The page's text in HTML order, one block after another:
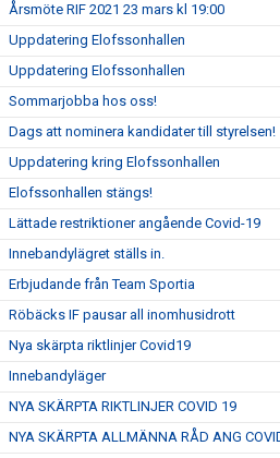
Årsmöte RIF 2021 23 mars kl 19:00
Uppdatering Elofssonhallen
Uppdatering Elofssonhallen
Sommarjobba hos oss!
Dags att nominera kandidater till styrelsen!
Uppdatering kring Elofssonhallen
Elofssonhallen stängs!
Lättade restriktioner angående Covid-19
Innebandylägret ställs in.
Erbjudande från Team Sportia
Röbäcks IF pausar all inomhusidrott
Nya skärpta riktlinjer Covid19
Innebandyläger
NYA SKÄRPTA RIKTLINJER COVID 19
NYA SKÄRPTA ALLMÄNNA RÅD ANG